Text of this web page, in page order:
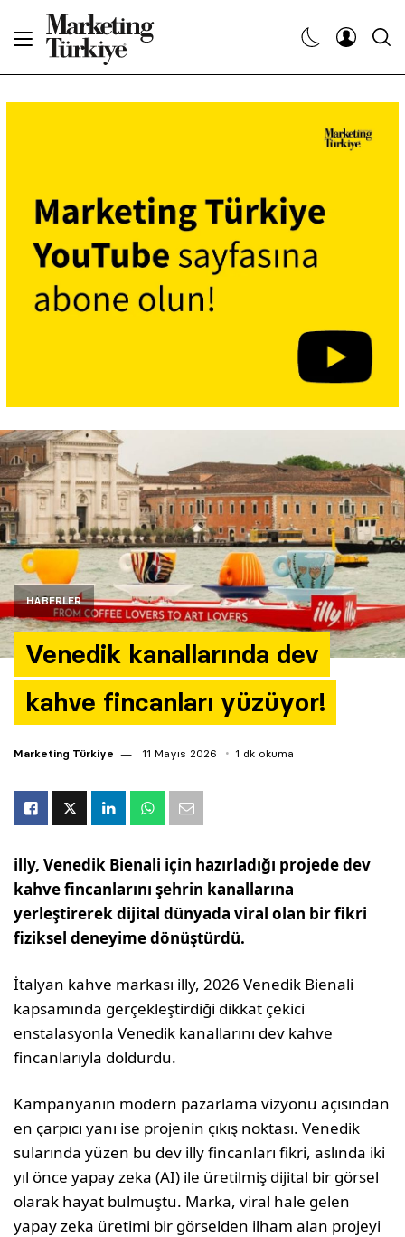
HABERLER
Venedik kanallarında dev
kahve fincanları yüzüyor!
Marketing Türkiye 11 Mayıs 2026 1 dk okuma
illy, Venedik Bienali için hazırladığı projede dev
kahve fincanlarını şehrin kanallarına
yerleştirerek dijital dünyada viral olan bir fikri
fiziksel deneyime dönüştürdü.
İtalyan kahve markası illy, 2026 Venedik Bienali
kapsamında gerçekleştirdiği dikkat çekici
enstalasyonla Venedik kanallarını dev kahve
fincanlarıyla doldurdu.
Kampanyanın modern pazarlama vizyonu açısından
en çarpıcı yanı ise projenin çıkış noktası. Venedik
sularında yüzen bu dev illy fincanları fikri, aslında iki
yıl önce yapay zeka (AI) ile üretilmiş dijital bir görsel
olarak hayat bulmuştu. Marka, viral hale gelen
yapay zeka üretimi bir görselden ilham alan projeyi
Dergiler
Etkinlikler
Araştırma